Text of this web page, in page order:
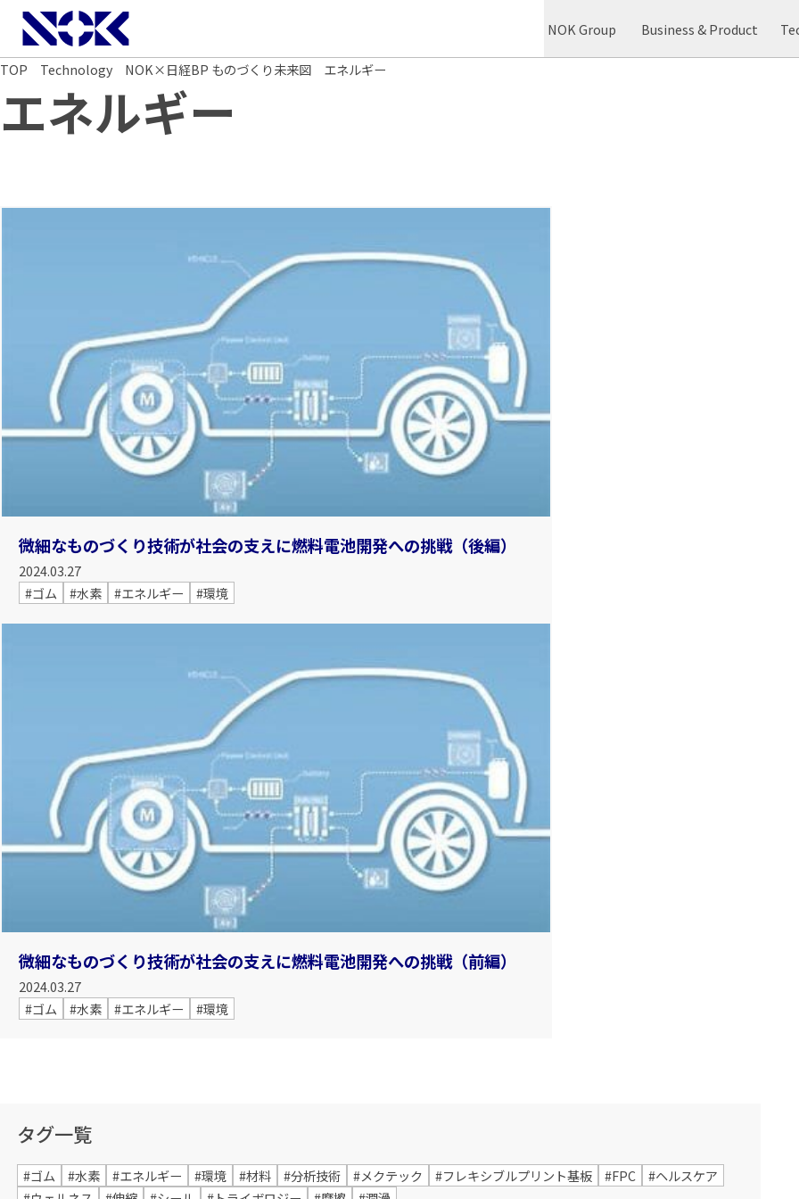
NOK株式会社 NOK Group Business & Product
TOP Technology NOK×日経BP ものづくり未来図 エネルギー
エネルギー
微細なものづくり技術が社会の支えに――燃料電池開発への挑戦（後編）
2024.03.27
#ゴム
#水素 #エネルギー #環境
微細なものづくり技術が社会の支えに――燃料電池開発への挑戦（前編）
2024.03.27
#ゴム
#水素 #エネルギー #環境
タグ一覧
#ゴム #水素 #エネルギー #環境 #材料 #分析技術 #メクテック #フレキシブルプリント基板 #FPC
#ヘルスケア